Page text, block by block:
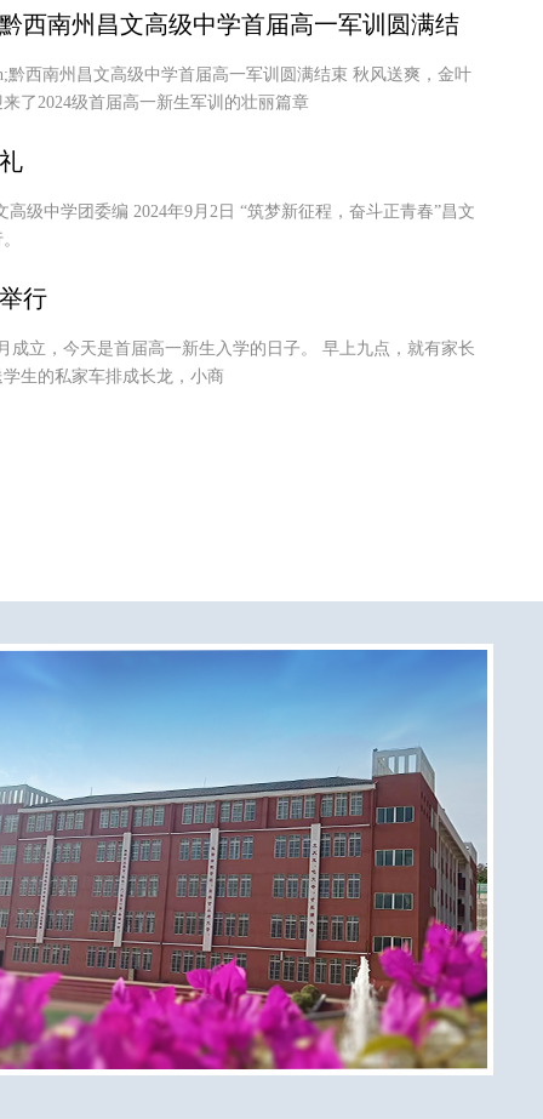
南州昌文高级中学首届高一军训圆满结
黔西南州昌文高级中学首届高一军训圆满结束 秋风送爽，金叶
了2024级首届高一新生军训的壮丽篇章
级中学团委编 2024年9月2日 “筑梦新征程，奋斗正青春”昌文
行
成立，今天是首届高一新生入学的日子。 早上九点，就有家长
生的私家车排成长龙，小商